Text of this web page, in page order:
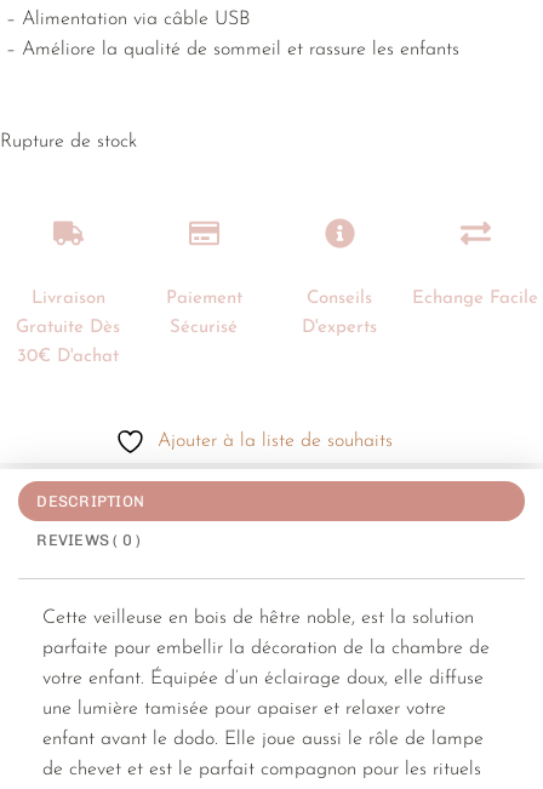
– Alimentation via câble USB
– Améliore la qualité de sommeil et rassure les enfants
Rupture de stock
Livraison
Gratuite Dès
30€ D'achat
Paiement
Sécurisé
Conseils
D'experts
Echange Facile
Ajouter à la liste de souhaits
DESCRIPTION
REVIEWS ( 0 )
Cette veilleuse en bois de hêtre noble, est la solution
parfaite pour embellir la décoration de la chambre de
votre enfant. Équipée d’un éclairage doux, elle diffuse
une lumière tamisée pour apaiser et relaxer votre
enfant avant le dodo. Elle joue aussi le rôle de lampe
de chevet et est le parfait compagnon pour les rituels